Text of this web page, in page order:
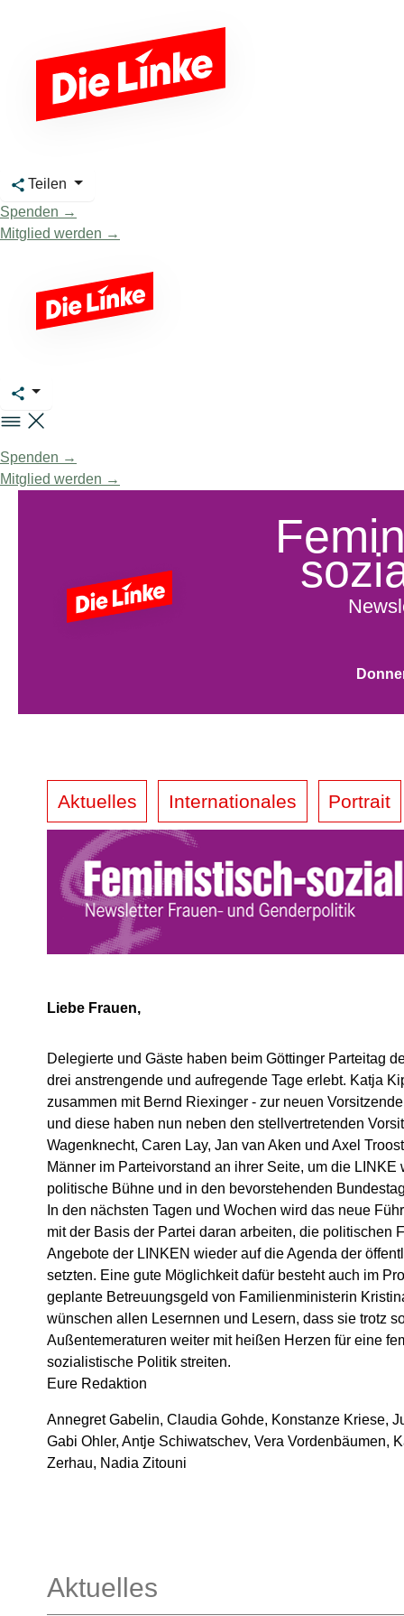
Teilen
Spenden →
Mitglied werden →
Spenden →
Mitglied werden →
Aktuelles Internationales Portrait
Liebe Frauen,
Delegierte und Gäste haben beim Göttinger Parteitag
drei anstrengende und aufregende Tage erlebt. Katja
zusammen mit Bernd Riexinger - zur neuen
und diese haben nun neben den stellvertretenden
Wagenknecht, Caren Lay, Jan van Aken und Axel
Männer im Parteivorstand an ihrer Seite, um die LINKE
politische Bühne und in den bevorstehenden
In den nächsten Tagen und Wochen wird das neue
mit der Basis der Partei daran arbeiten, die politischen
Angebote der LINKEN wieder auf die Agenda der
setzten. Eine gute Möglichkeit dafür besteht auch im
geplante Betreuungsgeld von Familienministerin
wünschen allen Lesernnen und Lesern, dass sie trotz
Außentemeraturen weiter mit heißen Herzen für eine
sozialistische Politik streiten.
Eure Redaktion
Annegret Gabelin, Claudia Gohde, Konstanze Kriese,
Gabi Ohler, Antje Schiwatschev, Vera Vordenbäumen,
Zerhau, Nadia Zitouni
Aktuelles